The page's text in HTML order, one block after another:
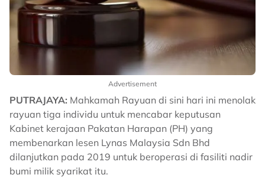
Advertisement
PUTRAJAYA: Mahkamah Rayuan di sini hari ini menolak
rayuan tiga individu untuk mencabar keputusan
Kabinet kerajaan Pakatan Harapan (PH) yang
membenarkan lesen Lynas Malaysia Sdn Bhd
dilanjutkan pada 2019 untuk beroperasi di fasiliti nadir
bumi milik syarikat itu.